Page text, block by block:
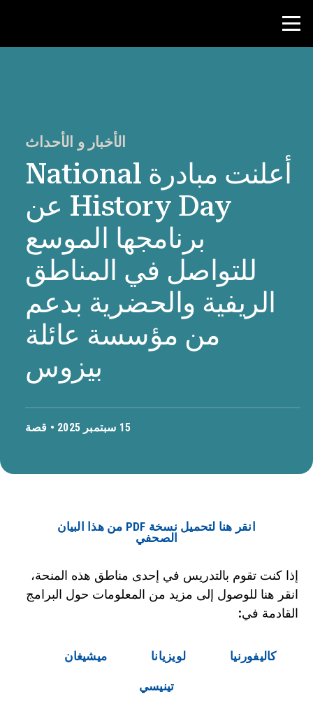
الأخبار و الأحداث
حول NHD
شارك
الأخبار و الأحداث
أعلنت مبادرة National
History Day عن
برنامجها الموسع
للتواصل في المناطق
الريفية والحضرية بدعم
من مؤسسة عائلة
بيزوس
15 سبتمبر 2025 • قصة
انقر هنا لتحميل نسخة PDF من هذا البيان
الصحفي
إذا كنت تقوم بالتدريس في إحدى مناطق هذه المنحة،
انقر هنا للوصول إلى مزيد من المعلومات حول البرامج
القادمة في:
كاليفورنيا لويزيانا ميشيغان
تينيسي